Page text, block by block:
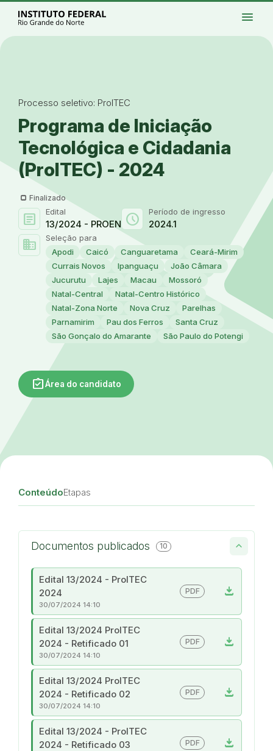
Ir para a página inicial
Ir para a busca
Ir para o conteúdo
Acessibilidade
menu
Menu
Processo seletivo: ProITEC
Programa de Iniciação
Tecnológica e Cidadania
(ProITEC) - 2024
Finalizado
article Edital
13/2024 - PROEN schedule Período de ingresso
2024.1
domain
Seleção para
Apodi
Caicó Canguaretama
Ceará-Mirim
Currais Novos
Ipanguaçu
João Câmara
Jucurutu
Lajes Macau
Mossoró
Natal-Central
Natal-Centro Histórico
Natal-Zona Norte
Nova Cruz
Parelhas
Parnamirim
Pau dos Ferros
Santa Cruz
São Gonçalo do Amarante
São Paulo do Potengi
assignment_turned_inÁrea do candidato
ConteúdoEtapas
Documentos publicados 10
Edital 13/2024 - ProITEC
2024
download
PDF
30/07/2024 14:10
Edital 13/2024 ProITEC
2024 - Retificado 01
download
PDF
30/07/2024 14:10
Edital 13/2024 ProITEC
2024 - Retificado 02
download
PDF
30/07/2024 14:10
Edital 13/2024 - ProITEC
2024 - Retificado 03
download
PDF